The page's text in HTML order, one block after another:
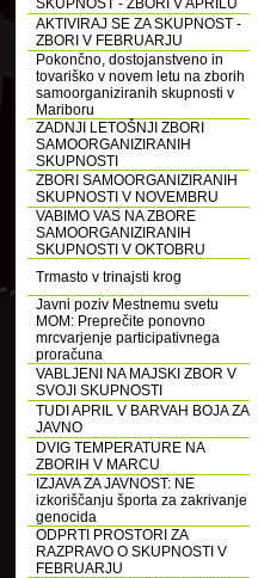
SKUPNOST - ZBORI V APRILU
AKTIVIRAJ SE ZA SKUPNOST -
ZBORI V FEBRUARJU
Pokončno, dostojanstveno in
tovariško v novem letu na zborih
samoorganiziranih skupnosti v
Mariboru
ZADNJI LETOŠNJI ZBORI
SAMOORGANIZIRANIH
SKUPNOSTI
ZBORI SAMOORGANIZIRANIH
SKUPNOSTI V NOVEMBRU
VABIMO VAS NA ZBORE
SAMOORGANIZIRANIH
SKUPNOSTI V OKTOBRU
Trmasto v trinajsti krog
Javni poziv Mestnemu svetu
MOM: Preprečite ponovno
mrcvarjenje participativnega
proračuna
VABLJENI NA MAJSKI ZBOR V
SVOJI SKUPNOSTI
TUDI APRIL V BARVAH BOJA ZA
JAVNO
DVIG TEMPERATURE NA
ZBORIH V MARCU
IZJAVA ZA JAVNOST: NE
izkoriščanju športa za zakrivanje
genocida
ODPRTI PROSTORI ZA
RAZPRAVO O SKUPNOSTI V
FEBRUARJU